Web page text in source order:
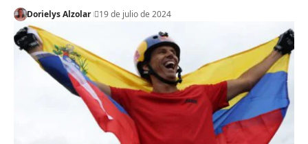
Dorielys Alzolar
19 de julio de 2024